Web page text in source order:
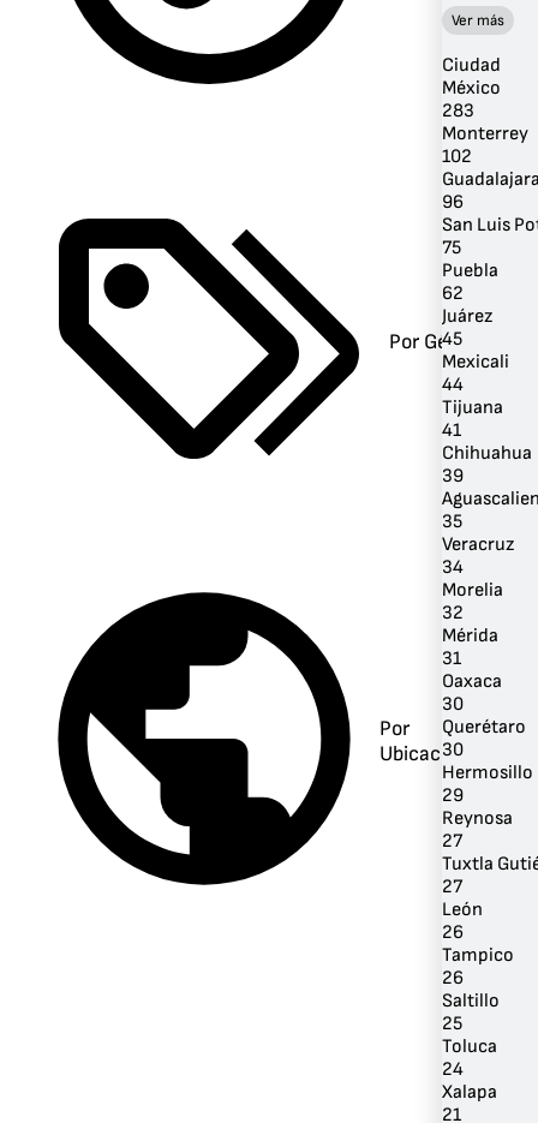
Por Género
Por
Ubicación
Ver más
Ciudad
México
283
Monterrey
102
96
San Luis
75
Puebla
62
Juárez
45
Mexicali
44
Tijuana
41
Chihuahua
39
35
Veracruz
34
Morelia
32
Mérida
31
Oaxaca
30
Querétaro
30
Hermosillo
29
Reynosa
27
Tuxtla
27
León
26
Tampico
26
Saltillo
25
Toluca
24
Xalapa
21